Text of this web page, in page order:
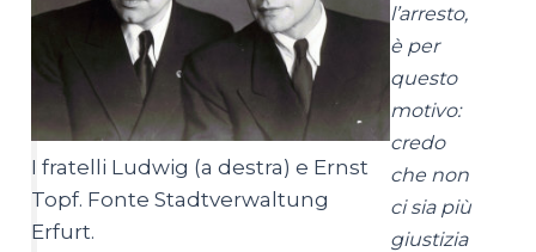
I fratelli Ludwig (a destra) e Ernst
Topf. Fonte Stadtverwaltung
Erfurt.
l’arresto,
è per
questo
motivo:
credo
che non
ci sia più
giustizia